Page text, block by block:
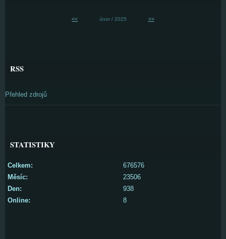
<< únor / 2025 >>
RSS
Přehled zdrojů
STATISTIKY
Online: 8
Celkem:
676576
Měsíc:
23506
Den:
938